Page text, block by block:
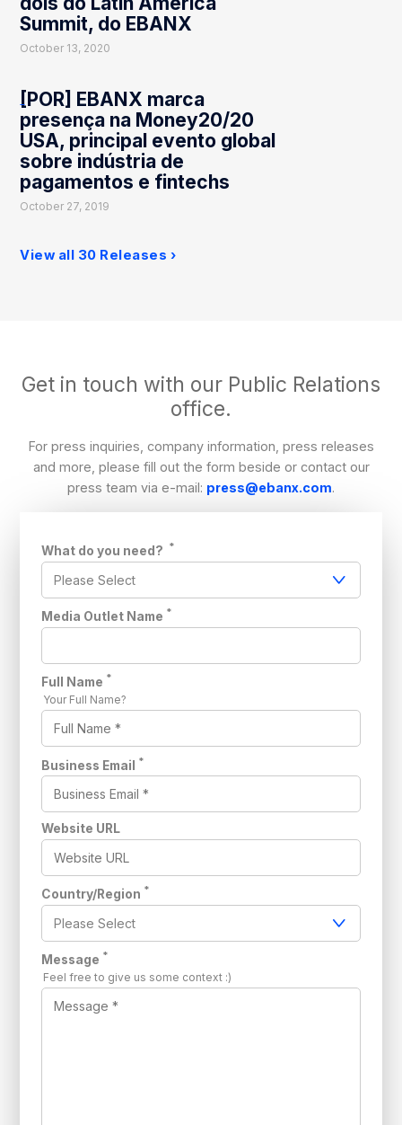
Summit, do EBANX
October 13, 2020
[POR] EBANX marca
presença na Money20/20
USA, principal evento global
sobre indústria de
pagamentos e fintechs
October 27, 2019
View all 30 Releases
Get in touch with our Public Relations
office.
For press inquiries, company information, press releases
and more, please fill out the form beside or contact our
press team via e-mail: press@ebanx.com.
What do you need? *
Media Outlet Name *
Full Name *
Your Full Name?
Business Email *
Website URL
Country/Region *
Message *
Feel free to give us some context :)